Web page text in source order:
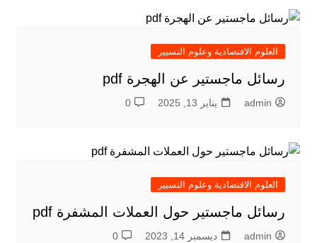
العلوم الاقتصادية وعلوم التسيير
رسائل ماجستير عن الهجرة pdf
admin يناير 13, 2025 0
العلوم الاقتصادية وعلوم التسيير
رسائل ماجستير حول العملات المشفرة pdf
admin ديسمبر 14, 2023 0